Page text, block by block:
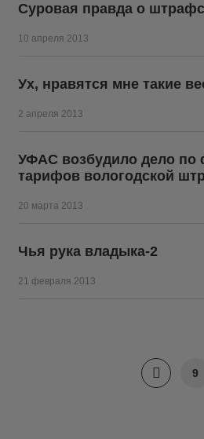
Суровая правда о
10 апреля 2013
Ух, нравятся мне такие
2 апреля 2013
УФАС возбудило дело по
тарифов вологодской
20 марта 2013
Чья рука владыка-2
21 февраля 2013
9